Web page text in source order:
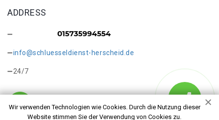
Wir verwenden Technologien wie Cookies. Durch die Nutzung dieser
Website stimmen Sie der Verwendung von Cookies zu.
ADDRESS
info@schluesseldienst-herscheid.de
24/7